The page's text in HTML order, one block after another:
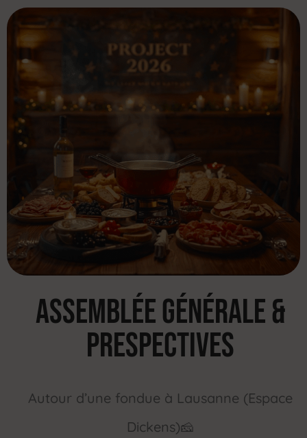
Assemblée générale &
prespectives
Autour d’une fondue à Lausanne (Espace
Dickens)🧀